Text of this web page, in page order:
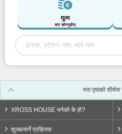
Kintetsu Minami-Osaka रेखा
किन्टेत्सु ओसाका लाइन (4)
Kintetsu Nara लाइन (2)
Hankyu निगम
मूल्य
बाट खोज्नुहोस्
यस पृष्ठको
XROSS HOUSE भनेको के हो?
शुल्क/सर्ने प्रक्रिया